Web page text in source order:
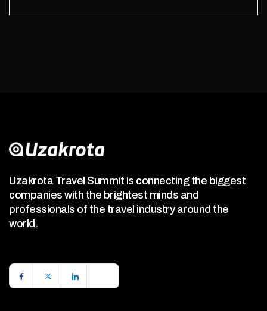
Uzakrota Travel Summit is connecting the biggest
companies with the brightest minds and
professionals of the travel industry around the
world.